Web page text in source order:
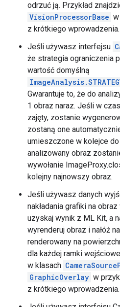
odrzuć ją. Przykład
VisionProcessorBase
z krótkiego wprowadzenia.
Jeśli używasz interfejsu
że strategia ograniczenia
wartość domyślną
Gwarantuje to, że do
1 obraz naraz. Jeśli w
zajęty, zostanie
zostaną one
umieszczone w kolejce
analizowany obraz
wywołanie
kolejny najnowszy obraz.
Jeśli używasz danych
nakładania grafiki na
uzyskaj wynik z ML Kit, a
wyrenderuj obraz i nałóż
renderowany na
dla każdej ramki
w klasach
GraphicOverlay w
z krótkiego wprowadzenia.